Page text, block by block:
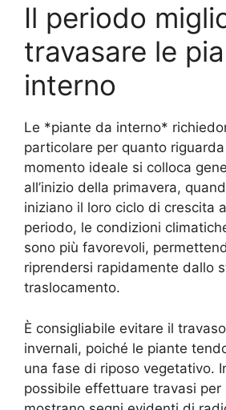
Il periodo
travasare le
interno
Le *piante da interno*
particolare per quanto
momento ideale si colloca
all’inizio della primavera,
iniziano il loro ciclo di crescita
periodo, le condizioni
sono più favorevoli,
riprendersi rapidamente dallo
traslocamento.
È consigliabile evitare il
invernali, poiché le piante
una fase di riposo vegetativo.
possibile effettuare travasi per